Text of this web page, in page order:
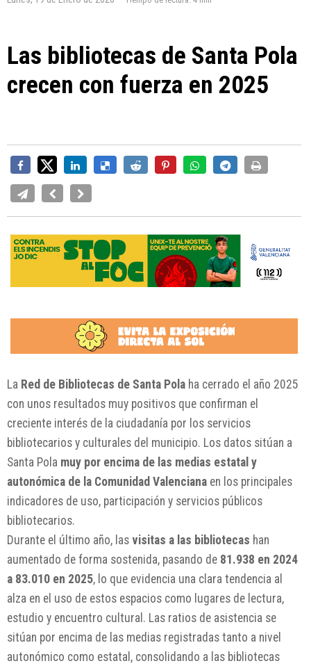
Las bibliotecas de Santa Pola
crecen con fuerza en 2025
La Red de Bibliotecas de Santa Pola ha cerrado el año 2025
con unos resultados muy positivos que confirman el
creciente interés de la ciudadanía por los servicios
bibliotecarios y culturales del municipio. Los datos sitúan a
Santa Pola muy por encima de las medias estatal y
autonómica de la Comunidad Valenciana en los principales
indicadores de uso, participación y servicios públicos
bibliotecarios.
Durante el último año, las visitas a las bibliotecas han
aumentado de forma sostenida, pasando de 81.938 en 2024
a 83.010 en 2025, lo que evidencia una clara tendencia al
alza en el uso de estos espacios como lugares de lectura,
estudio y encuentro cultural. Las ratios de asistencia se
sitúan por encima de las medias registradas tanto a nivel
autonómico como estatal, consolidando a las bibliotecas